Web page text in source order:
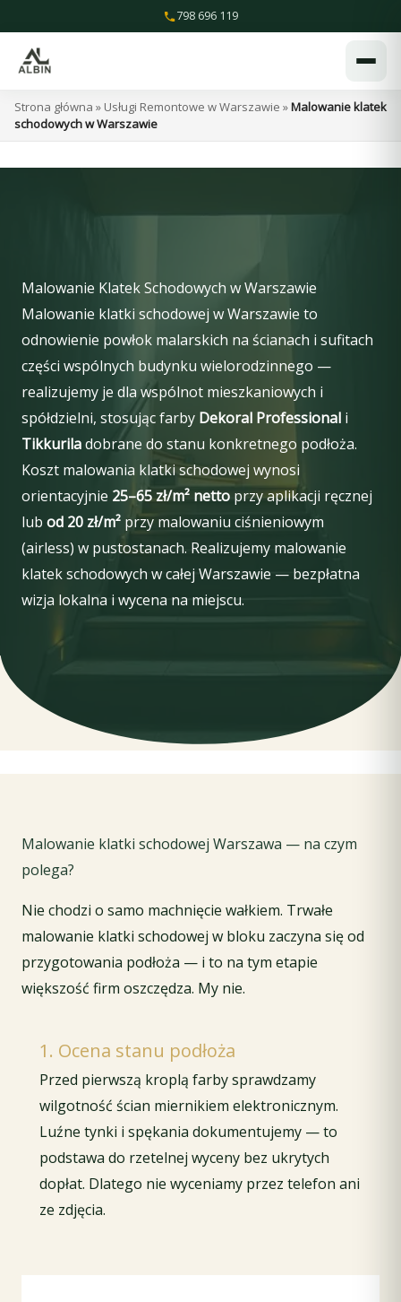
do
treści
798 696 119
Strona główna » Usługi Remontowe w Warszawie »Malowanie klatek
schodowych w Warszawie
Malowanie Klatek Schodowych w Warszawie
Malowanie klatki schodowej w Warszawie to
odnowienie powłok malarskich na ścianach i sufitach
części wspólnych budynku wielorodzinnego —
realizujemy je dla wspólnot mieszkaniowych i
spółdzielni, stosując farby Dekoral Professional i
Tikkuriladobrane do stanu konkretnego podłoża.
Koszt malowania klatki schodowej wynosi
orientacyjnie 25–65 zł/m² netto przy aplikacji ręcznej
lub od 20 zł/m² przy malowaniu ciśnieniowym
(airless) w pustostanach. Realizujemy malowanie
klatek schodowych w całej Warszawie — bezpłatna
wizja lokalna i wycena na miejscu.
Malowanie klatki schodowej Warszawa — na czym
polega?
Nie chodzi o samo machnięcie wałkiem. Trwałe
malowanie klatki schodowej w bloku zaczyna się od
przygotowania podłoża — i to na tym etapie
większość firm oszczędza. My nie.
1. Ocena stanu podłoża
Przed pierwszą kroplą farby sprawdzamy
wilgotność ścian miernikiem elektronicznym.
Luźne tynki i spękania dokumentujemy — to
podstawa do rzetelnej wyceny bez ukrytych
dopłat. Dlatego nie wyceniamy przez telefon ani
ze zdjęcia.